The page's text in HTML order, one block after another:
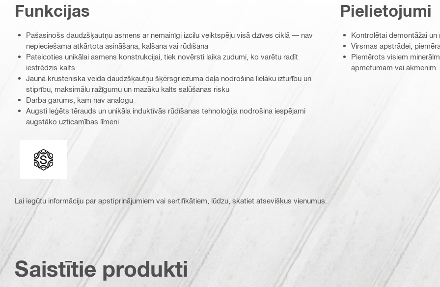
Funkcijas
Pašasinošs daudzšķautņu asmens ar nemainīgi izcilu veiktspēju visā dzīves ciklā — nav
nepieciešama atkārtota asināšana, kalšana vai rūdīšana
Pateicoties unikālai asmens konstrukcijai, tiek novērsti laika zudumi, ko varētu radīt
iestrēdzis kalts
Jaunā krusteniska veida daudzšķautņu šķērsgriezuma daļa nodrošina lielāku izturību un
stiprību, maksimālu ražīgumu un mazāku kalts salūšanas risku
Darba garums, kam nav analogu
Augsti leģēts tērauds un unikāla induktīvās rūdīšanas tehnoloģija nodrošina iespējami
augstāko uzticamības līmeni
Savienojuma gals
Pielietojumi
Kontrolētai demontāžai
Virsmas apstrādei,
Piemērots visiem
apmetumam vai akmenim
Lai iegūtu informāciju par apstiprinājumiem vai sertifikātiem, lūdzu, skatiet atsevišķus vienumus.
Saistītie produkti